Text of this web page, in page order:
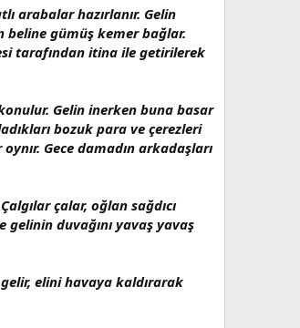
arabalar hazırlanır. Gelin
beline gümüş kemer bağlar.
tarafından itina ile getirilerek
Gelin inerken buna basar
bozuk para ve çerezleri
Gece damadın arkadaşları
çalar, oğlan sağdıcı
duvağını yavaş yavaş
elini havaya kaldırarak